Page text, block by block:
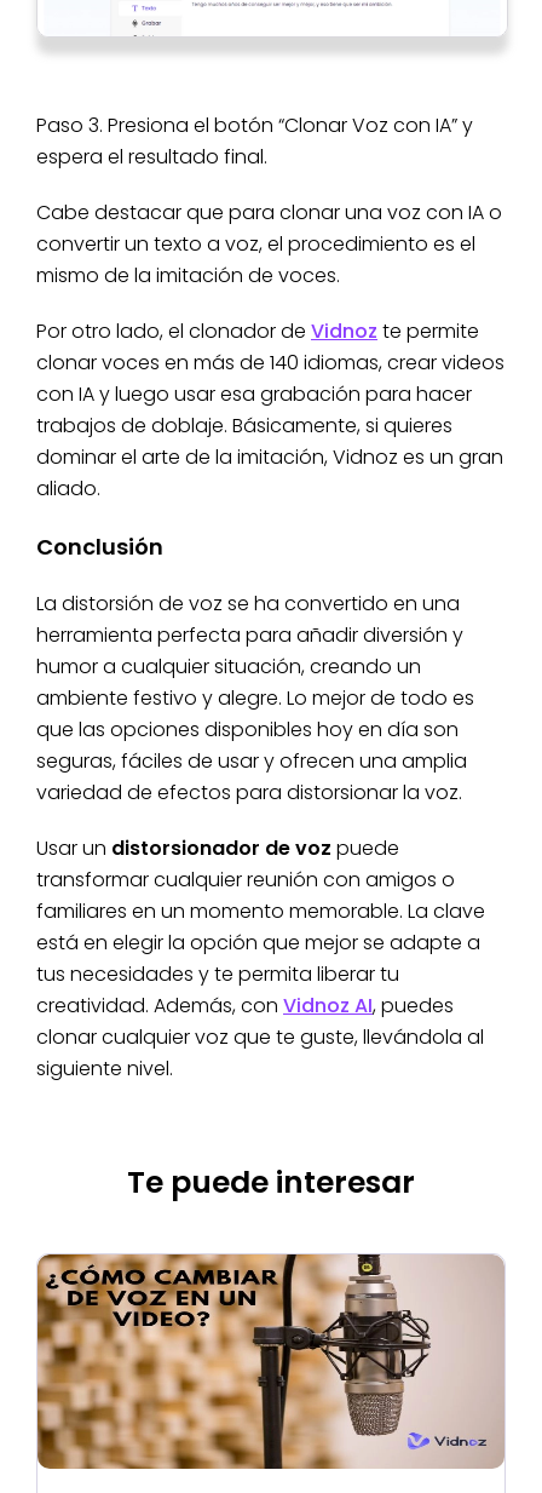
Paso 3. Presiona el botón “Clonar Voz con IA” y
espera el resultado final.
Cabe destacar que para clonar una voz con IA o
convertir un texto a voz, el procedimiento es el
mismo de la imitación de voces.
Por otro lado, el clonador de Vidnoz te permite
clonar voces en más de 140 idiomas, crear videos
con IA y luego usar esa grabación para hacer
trabajos de doblaje. Básicamente, si quieres
dominar el arte de la imitación, Vidnoz es un gran
aliado.
Conclusión
La distorsión de voz se ha convertido en una
herramienta perfecta para añadir diversión y
humor a cualquier situación, creando un
ambiente festivo y alegre. Lo mejor de todo es
que las opciones disponibles hoy en día son
seguras, fáciles de usar y ofrecen una amplia
variedad de efectos para distorsionar la voz.
Usar un distorsionador de voz puede
transformar cualquier reunión con amigos o
familiares en un momento memorable. La clave
está en elegir la opción que mejor se adapte a
tus necesidades y te permita liberar tu
creatividad. Además, con Vidnoz AI, puedes
clonar cualquier voz que te guste, llevándola al
siguiente nivel.
Te puede interesar